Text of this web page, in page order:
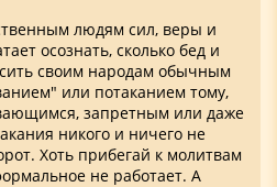
людям сил, веры и
осознать, сколько бед и
своим народам обычным
или потаканием тому,
запретным или даже
никого и ничего не
Хоть прибегай к молитвам
не работает. А